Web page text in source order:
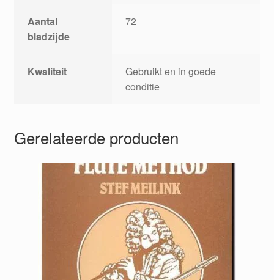
Aantal
bladzijde
72
Kwaliteit
Gebruikt en in goede
conditie
Gerelateerde producten